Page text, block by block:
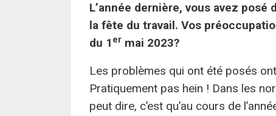
L’année dernière, vous avez
la fête du travail. Vos
du 1 er mai 2023?
Les problèmes qui ont été posés
Pratiquement pas hein ! Dans les
peut dire, c’est qu’au cours de